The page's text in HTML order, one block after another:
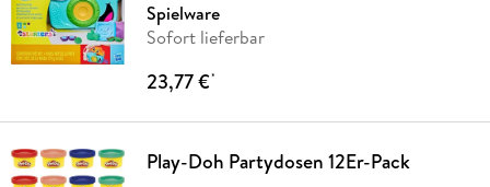
Spielware
Sofort lieferbar
23,77 €*
Play-Doh Partydosen 12Er-Pack